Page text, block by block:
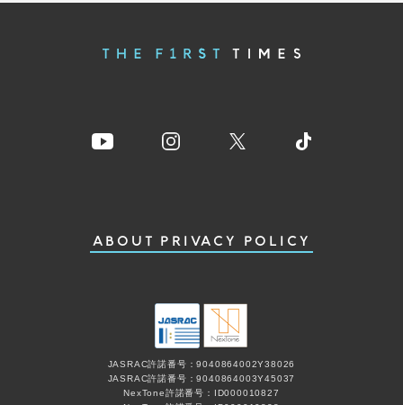
ABOUT PRIVACY POLICY
JASRAC許諾番号：9040864002Y38026
JASRAC許諾番号：9040864003Y45037
NexTone許諾番号：ID000010827